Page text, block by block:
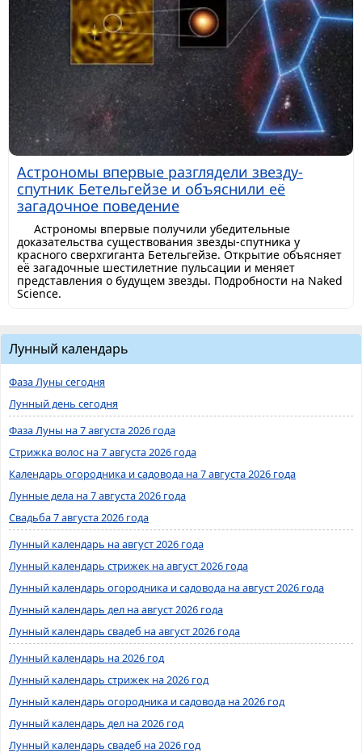
Астрономы впервые разглядели звезду-
спутник Бетельгейзе и объяснили её
загадочное поведение
Астрономы впервые получили убедительные
доказательства существования звезды-спутника у
красного сверхгиганта Бетельгейзе. Открытие объясняет
её загадочные шестилетние пульсации и меняет
представления о будущем звезды. Подробности на Naked
Science.
Лунный календарь
Фаза Луны сегодня
Лунный день сегодня
Фаза Луны на 7 августа 2026 года
Стрижка волос на 7 августа 2026 года
Календарь огородника и садовода на 7 августа 2026 года
Лунные дела на 7 августа 2026 года
Свадьба 7 августа 2026 года
Лунный календарь на август 2026 года
Лунный календарь стрижек на август 2026 года
Лунный календарь огородника и садовода на август 2026 года
Лунный календарь дел на август 2026 года
Лунный календарь свадеб на август 2026 года
Лунный календарь на 2026 год
Лунный календарь стрижек на 2026 год
Лунный календарь огородника и садовода на 2026 год
Лунный календарь дел на 2026 год
Лунный календарь свадеб на 2026 год